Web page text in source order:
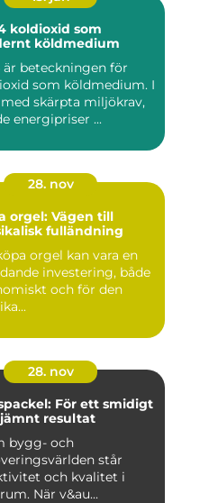
köldmedium
är beteckningen för
som köldmedium. I
skärpta miljökrav,
energipriser ...
28. nov
orgel: Vägen till
fulländning
orgel kan vara en
investering, både
och för den
28. nov
För ett smidigt
resultat
bygg- och
står
och kvalitet i
När v&au...